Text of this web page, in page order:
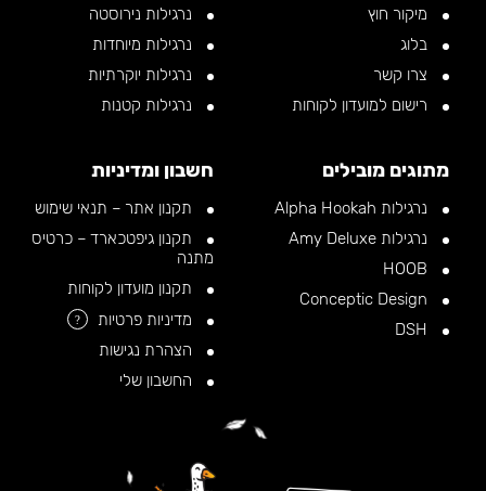
מיקור חוץ
בלוג
צרו קשר
רישום למועדון לקוחות
נרגילות נירוסטה
נרגילות מיוחדות
נרגילות יוקרתיות
נרגילות קטנות
מתוגים מובילים
נרגילות Alpha Hookah
נרגילות Amy Deluxe
חשבון ומדיניות
תקנון אתר – תנאי שימוש
תקנון גיפטכארד – כרטיס
מתנה
תקנון מועדון לקוחות
מדיניות פרטיות
?
הצהרת נגישות
החשבון שלי